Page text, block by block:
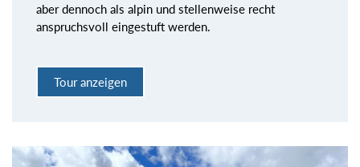
aber dennoch als alpin und stellenweise recht
anspruchsvoll eingestuft werden.
Tour anzeigen